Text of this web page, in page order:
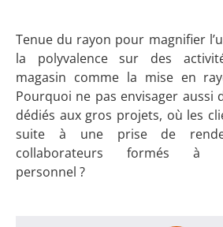
Tenue du rayon pour magnifier
la polyvalence sur des
magasin comme la mise en
Pourquoi ne pas envisager aussi
dédiés aux gros projets, où les
suite à une prise de
collaborateurs formés à
personnel ?